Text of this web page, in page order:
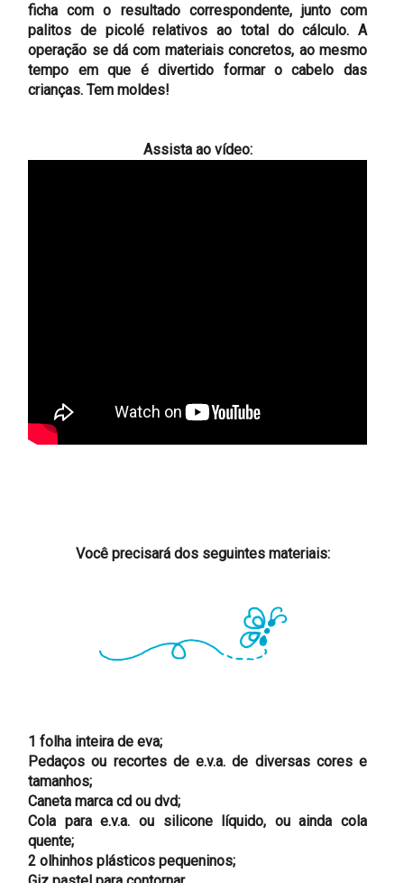
ficha com o resultado correspondente, junto com
palitos de picolé relativos ao total do cálculo. A
operação se dá com materiais concretos, ao mesmo
tempo em que é divertido formar o cabelo das
crianças. Tem moldes!
Assista ao vídeo:
Você precisará dos seguintes materiais:
1 folha inteira de eva;
Pedaços ou recortes de e.v.a. de diversas cores e
tamanhos;
Caneta marca cd ou dvd;
Cola para e.v.a. ou silicone líquido, ou ainda cola
quente;
2 olhinhos plásticos pequeninos;